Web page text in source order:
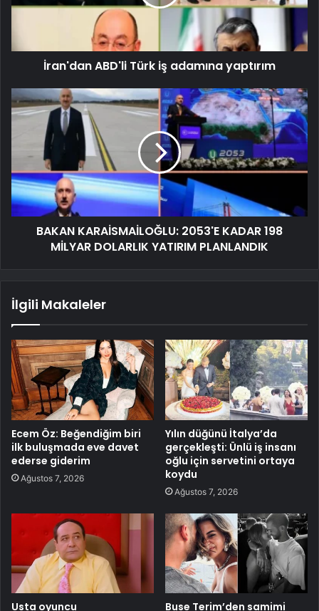
İran'dan ABD'li Türk iş adamına yaptırım
BAKAN KARAİSMAİLOĞLU: 2053'E KADAR 198
MİLYAR DOLARLIK YATIRIM PLANLANDIK
İlgili Makaleler
Ecem Öz: Beğendiğim biri
ilk buluşmada eve davet
ederse giderim
Ağustos 7, 2026
Yılın düğünü İtalya’da
gerçekleşti: Ünlü iş insanı
oğlu için servetini ortaya
koydu
Ağustos 7, 2026
Usta oyuncu
Buse Terim’den samimi